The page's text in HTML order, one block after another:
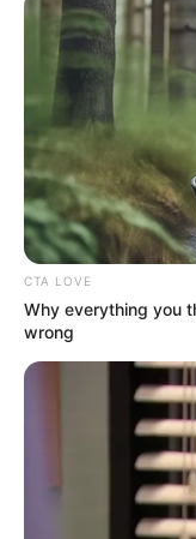
CTA LOVE
Why everything you
wrong